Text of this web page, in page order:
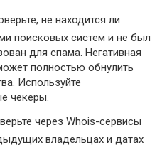
не находится ли
поисковых систем и не был
для спама. Негативная
полностью обнулить
Используйте
чекеры.
через Whois-сервисы
владельцах и датах